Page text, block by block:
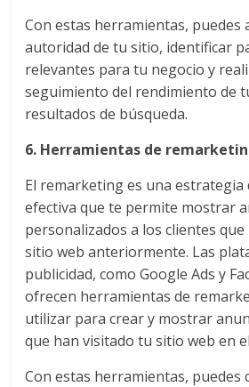
Alianzas,
Clientes,
Innovación,
Tecnología,
Noticias,
Gente,
Contenidos
Calidad,
Eventos
de
Marketing,
Mercadotecnia,
Eventos
Publicitarios,
Colecciónes,
Con estas herramientas, puedes
autoridad de tu sitio, identificar
relevantes para tu negocio y
seguimiento del rendimiento de
resultados de búsqueda.
6. Herramientas de
El remarketing es una
efectiva que te permite mostrar
personalizados a los clientes
sitio web anteriormente. Las
publicidad, como Google Ads y
ofrecen herramientas de
utilizar para crear y mostrar
que han visitado tu sitio web en
Con estas herramientas, puedes